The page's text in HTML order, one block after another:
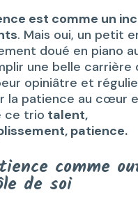
est comme un
. Mais oui, un petit
doué en piano
une belle carrière
opiniâtre et
la patience au cœur
ce trio talent,
patience.
comme
de soi